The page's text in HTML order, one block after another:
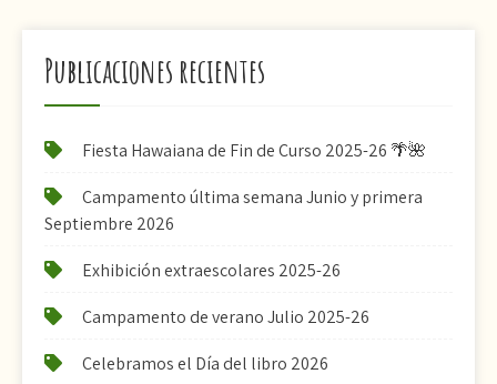
entradas
Publicaciones recientes
Fiesta Hawaiana de Fin de Curso 2025-26 🌴🌺
Campamento última semana Junio y primera
Septiembre 2026
Exhibición extraescolares 2025-26
Campamento de verano Julio 2025-26
Celebramos el Día del libro 2026